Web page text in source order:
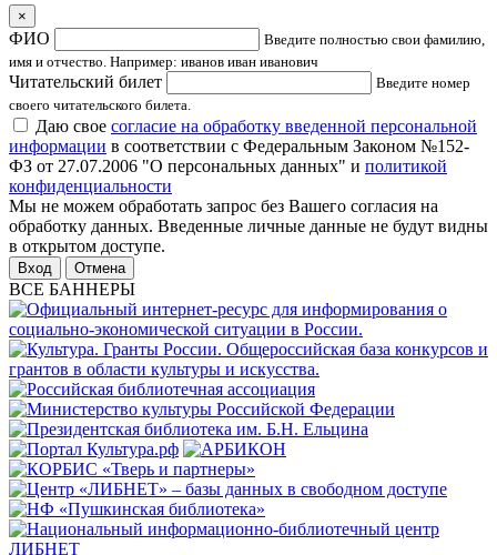
×
ФИО
Введите полностью свои фамилию,
имя и отчество. Например: иванов иван иванович
Читательский билет
Введите номер
своего читательского билета.
Даю свое согласие на обработку введенной персональной
информации в соответствии с Федеральным Законом №152-
ФЗ от 27.07.2006 "О персональных данных" и политикой
конфиденциальности
Мы не можем обработать запрос без Вашего согласия на
обработку данных. Введенные личные данные не будут видны
в открытом доступе.
Отмена
ВСЕ БАННЕРЫ